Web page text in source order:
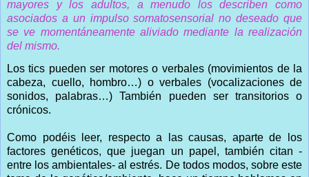
mayores y los adultos, a menudo los describen como
asociados a un impulso somatosensorial no deseado que
se ve momentáneamente aliviado mediante la realización
del mismo.
Los tics pueden ser motores o verbales (movimientos de la
cabeza, cuello, hombro…) o verbales (vocalizaciones de
sonidos, palabras…) También pueden ser transitorios o
crónicos.
Como podéis leer, respecto a las causas, aparte de los
factores genéticos, que juegan un papel, también citan -
entre los ambientales- al estrés. De todos modos, sobre este